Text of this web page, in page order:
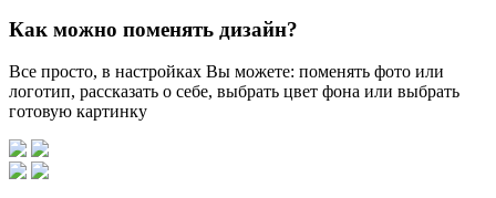
Как можно поменять дизайн?
Все просто, в настройках Вы можете: поменять фото или
логотип, рассказать о себе, выбрать цвет фона или выбрать
готовую картинку